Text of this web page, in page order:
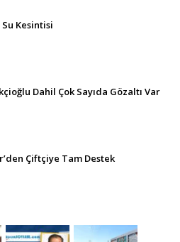
Kesintisi
Dahil Çok Sayıda Gözaltı Var
Çiftçiye Tam Destek